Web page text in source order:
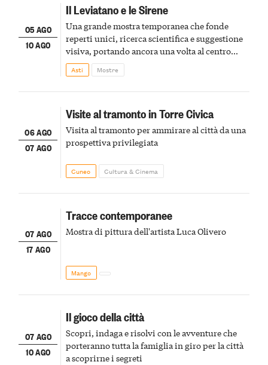
05 AGO
10 AGO
Il Leviatano e le Sirene
Una grande mostra temporanea che fonde
reperti unici, ricerca scientifica e suggestione
visiva, portando ancora una volta al centro
della scena le meraviglie del passato astigiano
Asti Mostre
06 AGO
07 AGO
Visite al tramonto in Torre Civica
Visita al tramonto per ammirare al città da una
prospettiva privilegiata
Cuneo Cultura & Cinema
07 AGO
17 AGO
Tracce contemporanee
Mostra di pittura dell'artista Luca Olivero
Mango
07 AGO
10 AGO
Il gioco della città
Scopri, indaga e risolvi con le avventure che
porteranno tutta la famiglia in giro per la città
a scoprirne i segreti